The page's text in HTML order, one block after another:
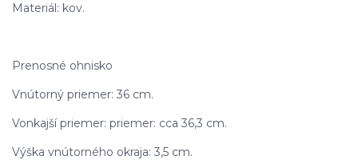
Materiál: kov.
Prenosné ohnisko
Vnútorný priemer: 36 cm.
Vonkajší priemer: priemer: cca 36,3 cm.
Výška vnútorného okraja: 3,5 cm.